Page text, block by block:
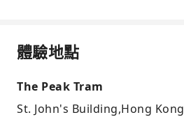
體驗地點
The Peak Tram
St. John's Building,Hong Kong